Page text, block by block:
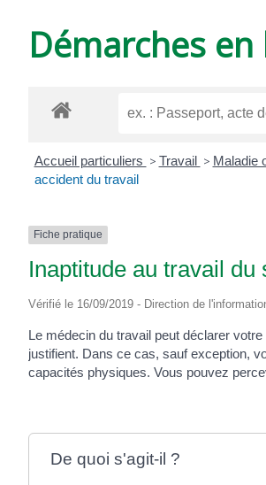
Démarches en
Accueil particuliers > Travail > Maladie
accident du travail
Fiche pratique
Inaptitude au travail
Vérifié le 16/09/2019 - Direction de
Le médecin du travail peut déclarer
justifient. Dans ce cas, sauf exception,
capacités physiques. Vous pouvez
De quoi s'agit-il ?